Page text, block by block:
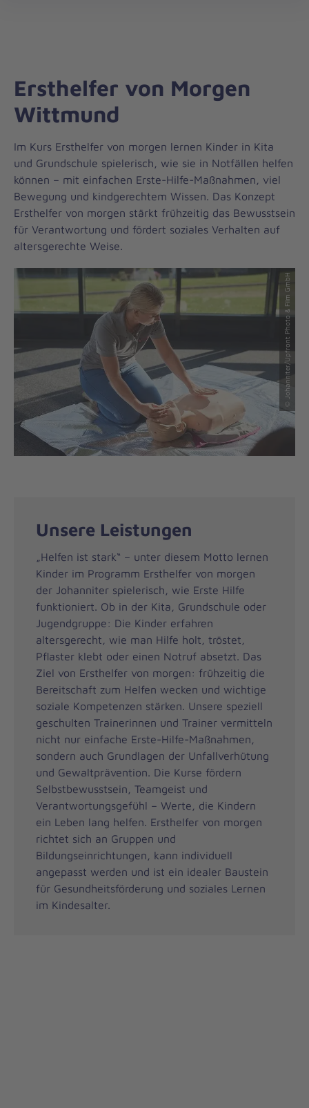
Ersthelfer von Morgen
Wittmund
Im Kurs Ersthelfer von morgen lernen Kinder in Kita
und Grundschule spielerisch, wie sie in Notfällen helfen
können – mit einfachen Erste-Hilfe-Maßnahmen, viel
Bewegung und kindgerechtem Wissen. Das Konzept
Ersthelfer von morgen stärkt frühzeitig das Bewusstsein
für Verantwortung und fördert soziales Verhalten auf
altersgerechte Weise.
© Johanniter/Upfront Photo & Film GmbH
Unsere Leistungen
„Helfen ist stark“ – unter diesem Motto lernen
Kinder im Programm Ersthelfer von morgen
der Johanniter spielerisch, wie Erste Hilfe
funktioniert. Ob in der Kita, Grundschule oder
Jugendgruppe: Die Kinder erfahren
altersgerecht, wie man Hilfe holt, tröstet,
Pflaster klebt oder einen Notruf absetzt. Das
Ziel von Ersthelfer von morgen: frühzeitig die
Bereitschaft zum Helfen wecken und wichtige
soziale Kompetenzen stärken. Unsere speziell
geschulten Trainerinnen und Trainer vermitteln
nicht nur einfache Erste-Hilfe-Maßnahmen,
sondern auch Grundlagen der Unfallverhütung
und Gewaltprävention. Die Kurse fördern
Selbstbewusstsein, Teamgeist und
Verantwortungsgefühl – Werte, die Kindern
ein Leben lang helfen. Ersthelfer von morgen
richtet sich an Gruppen und
Bildungseinrichtungen, kann individuell
angepasst werden und ist ein idealer Baustein
für Gesundheitsförderung und soziales Lernen
im Kindesalter.